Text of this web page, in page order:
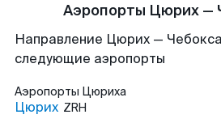
Аэропорты Цюрих —
Направление Цюрих —
следующие аэропорты
Аэропорты Цюриха
Цюрих ZRH